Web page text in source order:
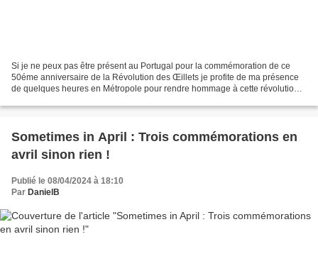
Si je ne peux pas être présent au Portugal pour la commémoration de ce
50éme anniversaire de la Révolution des Œillets je profite de ma présence
de quelques heures en Métropole pour rendre hommage à cette révolution
Sometimes in April : Trois commémorations en
avril sinon rien !
Publié le 08/04/2024 à 18:10
Par DanielB